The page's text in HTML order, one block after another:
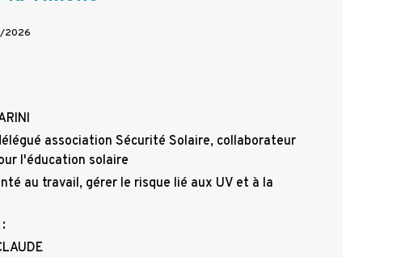
2026
association Sécurité Solaire, collaborateur
l'éducation solaire
au travail, gérer le risque lié aux UV et à la
: